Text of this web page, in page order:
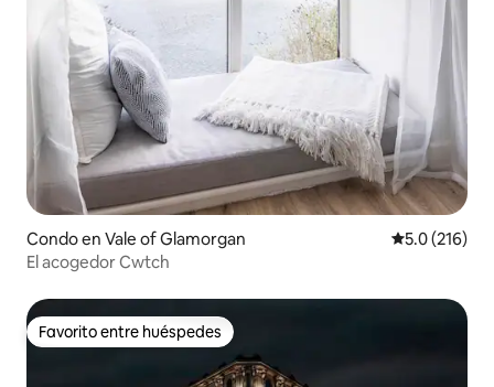
Condo en Vale of Glamorgan Calificación
5.0 (216)
El acogedor Cwtch
Favorito entre huéspedes
Favorito entre huéspedes